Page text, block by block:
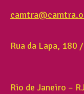
Rua da Lapa, 180
Rio de Janeiro –